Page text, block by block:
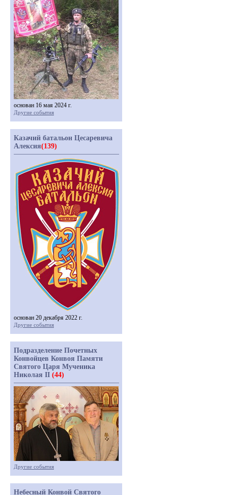
основан 16 мая 2024 г.
Другие события
Казачий батальон Цесаревича
Алексия(139)
основан 20 декабря 2022 г.
Другие события
Подразделение Почетных
Конвойцев Конвоя Памяти
Святого Царя Мученика
Николая II (44)
Другие события
Небесный Конвой Святого